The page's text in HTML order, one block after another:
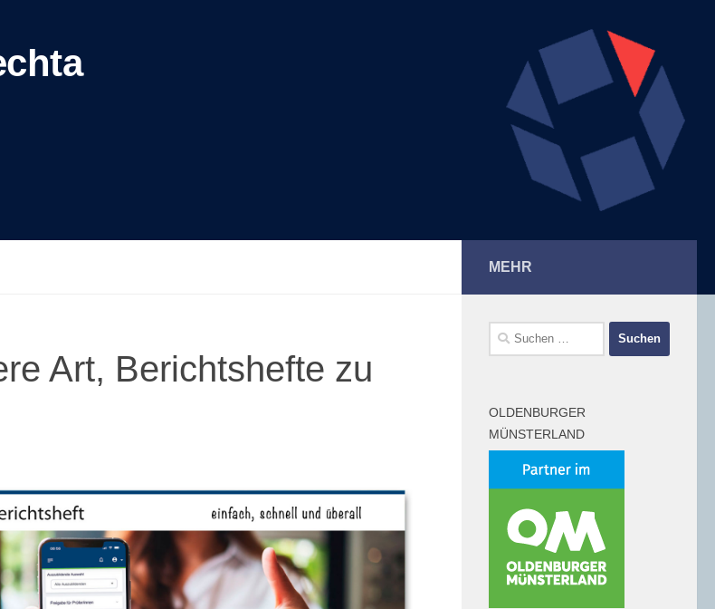
Art, Berichtshefte zu
MEHR
Suchen
nach:
OLDENBURGER
MÜNSTERLAND